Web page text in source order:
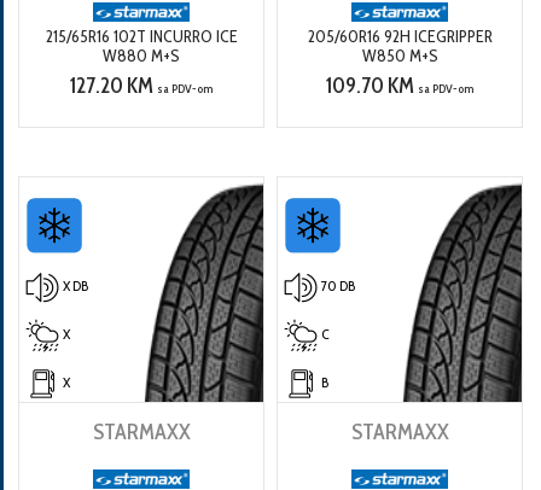
215/65R16 102T INCURRO ICE
W880 M+S
127.20 KM sa PDV-om
205/60R16 92H ICEGRIPPER
W850 M+S
109.70 KM sa PDV-om
X DB
X
X
STARMAXX
70 DB
C
B
STARMAXX